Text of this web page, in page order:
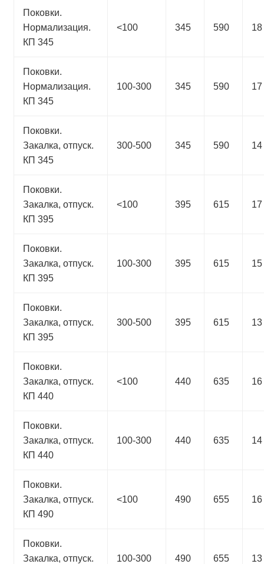
Поковки.
Нормализация.
КП 345
<100 345 590 18
Поковки.
Нормализация.
КП 345
100-300 345 590 17
Поковки.
Закалка, отпуск.
КП 345
300-500 345 590 14
Поковки.
Закалка, отпуск.
КП 395
<100 395 615 17
Поковки.
Закалка, отпуск.
КП 395
100-300 395 615 15
Поковки.
Закалка, отпуск.
КП 395
300-500 395 615 13
Поковки.
Закалка, отпуск.
КП 440
<100 440 635 16
Поковки.
Закалка, отпуск.
КП 440
100-300 440 635 14
Поковки.
Закалка, отпуск.
КП 490
<100 490 655 16
Поковки.
Закалка, отпуск.
100-300 490 655 13